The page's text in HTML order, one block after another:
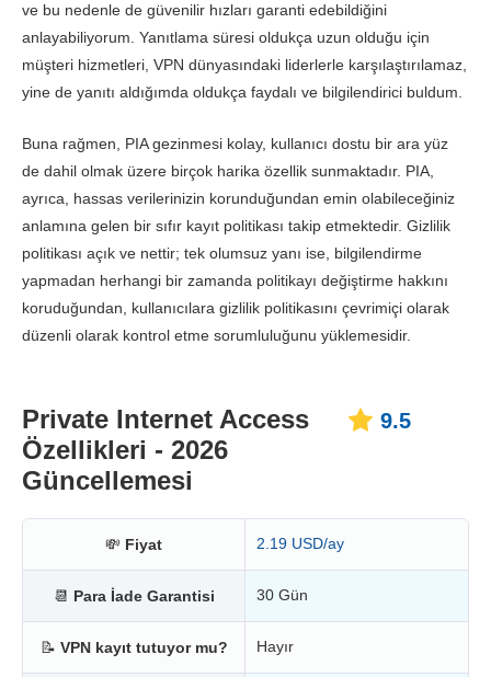
ve bu nedenle de güvenilir hızları garanti edebildiğini
anlayabiliyorum. Yanıtlama süresi oldukça uzun olduğu için
müşteri hizmetleri, VPN dünyasındaki liderlerle karşılaştırılamaz,
yine de yanıtı aldığımda oldukça faydalı ve bilgilendirici buldum.
Buna rağmen, PIA gezinmesi kolay, kullanıcı dostu bir ara yüz
de dahil olmak üzere birçok harika özellik sunmaktadır. PIA,
ayrıca, hassas verilerinizin korunduğundan emin olabileceğiniz
anlamına gelen bir sıfır kayıt politikası takip etmektedir. Gizlilik
politikası açık ve nettir; tek olumsuz yanı ise, bilgilendirme
yapmadan herhangi bir zamanda politikayı değiştirme hakkını
koruduğundan, kullanıcılara gizlilik politikasını çevrimiçi olarak
düzenli olarak kontrol etme sorumluluğunu yüklemesidir.
Private Internet Access
Özellikleri - 2026
Güncellemesi
9.5
💸 Fiyat 2.19 USD/ay
📆 Para İade Garantisi 30 Gün
📝 VPN kayıt tutuyor mu? Hayır